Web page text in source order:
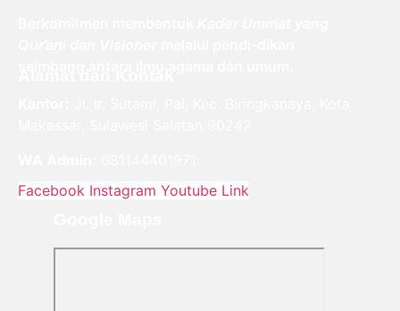
Facebook Instagram Youtube Link